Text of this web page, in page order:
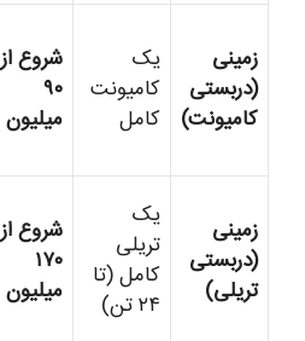
زمینی
(دربستی
کامیونت)
یک
کامیونت
کامل
شروع از
۹۰
میلیون
زمینی
(دربستی
تریلی)
یک
تریلی
کامل (تا
۲۴ تن)
شروع از
۱۷۰
میلیون